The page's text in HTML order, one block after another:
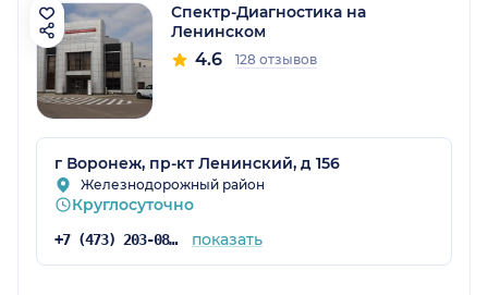
Спектр-Диагностика на
Ленинском
4.6 128 отзывов
г Воронеж, пр-кт Ленинский, д 156
Железнодорожный район
Круглосуточно
+7 (473) 203-08-36 показать